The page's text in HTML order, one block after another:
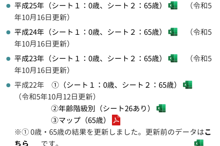
平成25年（シート１：0歳、シート２：65歳）
（令和5
年10月16日更新）
平成24年（シート１：0歳、シート２：65歳）
（令和5
年10月16日更新）
平成23年（シート１：0歳、シート２：65歳）
（令和5
年10月16日更新）
平成22年①（シート１：0歳、シート２：65歳）
（令和5年10月12日更新）
②年齢階級別（シート26あり）
③マップ（65歳）
※① 0歳・65歳の結果を更新しました。更新前のデータはこ
ちら
です。